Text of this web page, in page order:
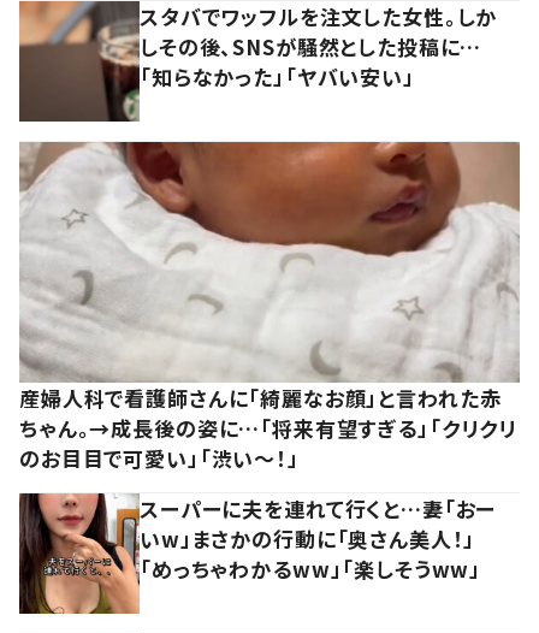
スタバでワッフルを注文した女性。しか
しその後、SNSが騒然とした投稿に…
「知らなかった」「ヤバい安い」
産婦人科で看護師さんに「綺麗なお顔」と言われた赤
ちゃん。→成長後の姿に…「将来有望すぎる」「クリクリ
のお目目で可愛い」「渋い～！」
スーパーに夫を連れて行くと…妻「おー
いw」まさかの行動に「奥さん美人！」
「めっちゃわかるww」「楽しそうww」